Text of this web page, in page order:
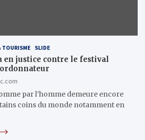
TOURISME SLIDE
en justice contre le festival
par l’homme demeure encore
coins du monde notamment en